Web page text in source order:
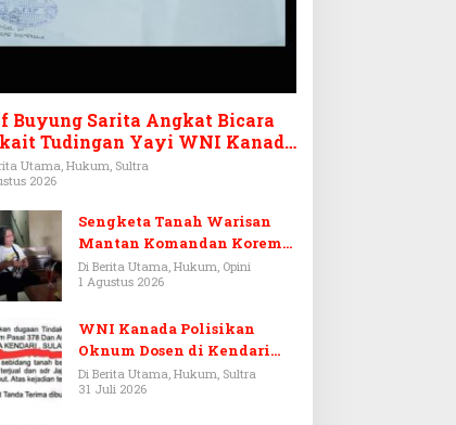
Buyung Sarita Angkat Bicara
Tudingan Yayi WNI Kanada
Utang Rp3,6 Miliar
Utama, Hukum, Sultra
2026
Sengketa Tanah Warisan
Mantan Komandan Korem
143/HO, Ketika Warisan
Menjadi Arena Pemerasan
Di Berita Utama, Hukum, Opini
1 Agustus 2026
WNI Kanada Polisikan
Oknum Dosen di Kendari
Terkait Aset Puluhan Miliar
Di Berita Utama, Hukum, Sultra
31 Juli 2026